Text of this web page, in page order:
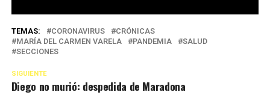
TEMAS: CORONAVIRUS
CRÓNICAS
MARÍA DEL CARMEN VARELA
PANDEMIA
SALUD
SECCIONES
SIGUIENTE
Diego no murió: despedida de Maradona